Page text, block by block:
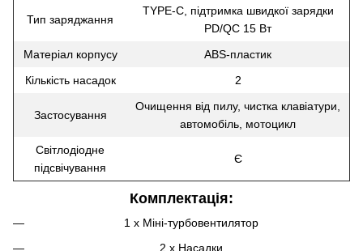
Тип заряджання
TYPE-C, підтримка швидкої зарядки
PD/QC 15 Вт
Матеріал корпусу
ABS-пластик
Кількість насадок
2
Застосування
Очищення від пилу, чистка клавіатури,
автомобіль, мотоцикл
Світлодіодне
підсвічування
Є
Комплектація:
1 x Міні-турбовентилятор
2 x Насадки